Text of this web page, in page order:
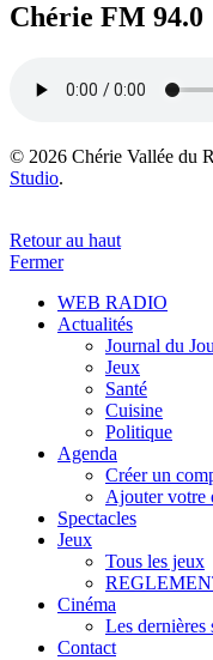
Chérie FM 94.0
© 2026 Chérie Vallée du
Studio.
Retour au haut
Fermer
WEB RADIO
Actualités
Journal du
Jeux
Santé
Cuisine
Politique
Agenda
Créer un
Ajouter votre
Spectacles
Jeux
Tous les jeux
Cinéma
Les dernières
Contact